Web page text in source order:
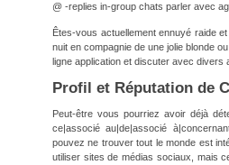
@ -replies in-group chats parler avec
Êtes-vous actuellement ennuyé raide
nuit en compagnie de une jolie blonde
ligne application et discuter avec divers
Profil et Réputation de
Peut-être vous pourriez avoir déjà
ce|associé au|de|associé
pouvez ne trouver tout le monde est
utiliser sites de médias sociaux, mais